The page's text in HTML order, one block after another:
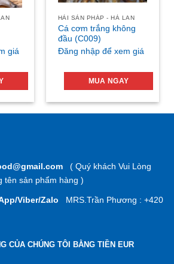
giá
HẢI SẢN PHÁP - HÀ LAN
Cá cơm trắng không
đầu (C009)
Đăng nhập để xem giá
MUA NGAY
( Quý khách Vui Lòng
tên sản phẩm hàng )
Viber/Zalo MRS.Trần Phương : +420
CỦA CHÚNG TÔI BẰNG TIỀN EUR